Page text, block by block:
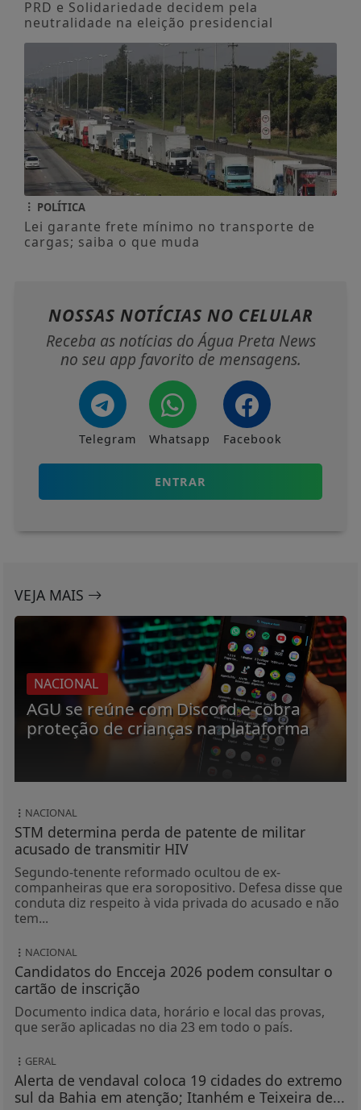
PRD e Solidariedade decidem pela
neutralidade na eleição presidencial
POLÍTICA
Lei garante frete mínimo no transporte de
cargas; saiba o que muda
NOSSAS NOTÍCIAS NO CELULAR
Receba as notícias do Água Preta News
no seu app favorito de mensagens.
Telegram Whatsapp Facebook
ENTRAR
VEJA MAIS
NACIONAL
AGU se reúne com Discord e cobra
proteção de crianças na plataforma
NACIONAL
STM determina perda de patente de militar
acusado de transmitir HIV
Segundo-tenente reformado ocultou de ex-
companheiras que era soropositivo. Defesa disse que
conduta diz respeito à vida privada do acusado e não
tem...
NACIONAL
Candidatos do Encceja 2026 podem consultar o
cartão de inscrição
Documento indica data, horário e local das provas,
que serão aplicadas no dia 23 em todo o país.
GERAL
Alerta de vendaval coloca 19 cidades do extremo
sul da Bahia em atenção; Itanhém e Teixeira de...